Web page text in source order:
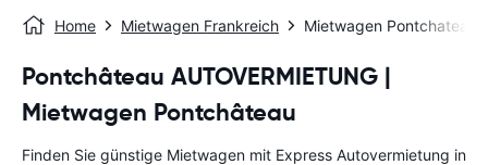
Home Mietwagen Frankreich Mietwagen Pontchateau
Pontchâteau AUTOVERMIETUNG |
Mietwagen Pontchâteau
Finden Sie günstige Mietwagen mit Express Autovermietung in